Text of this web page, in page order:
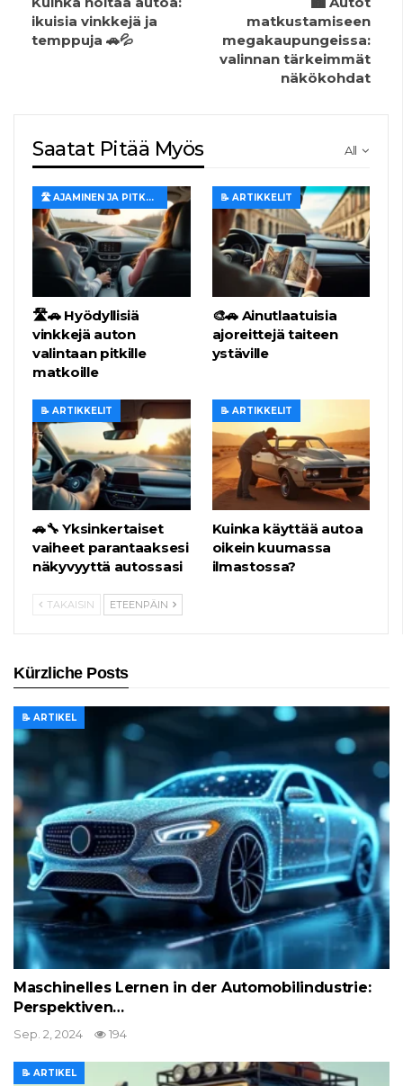
ikuisia vinkkejä ja
temppuja 🚗💦
matkustamiseen
megakaupungeissa:
valinnan tärkeimmät
näkökohdat
All
Saatat Pitää Myös
🛣️ AJAMINEN JA PITKÄT MATKAT
🛣️🚗 Hyödyllisiä
vinkkejä auton
valintaan pitkille
matkoille
📝 ARTIKKELIT
🎨🚗 Ainutlaatuisia
ajoreittejä taiteen
ystäville
📝 ARTIKKELIT
🚗🔧 Yksinkertaiset
vaiheet parantaaksesi
näkyvyyttä autossasi
📝 ARTIKKELIT
Kuinka käyttää autoa
oikein kuumassa
ilmastossa?
TAKAISIN ETEENPÄIN
Kürzliche Posts
📝 ARTIKEL
Maschinelles Lernen in der Automobilindustrie:
Perspektiven…
Sep. 2, 2024 194
📝 ARTIKEL